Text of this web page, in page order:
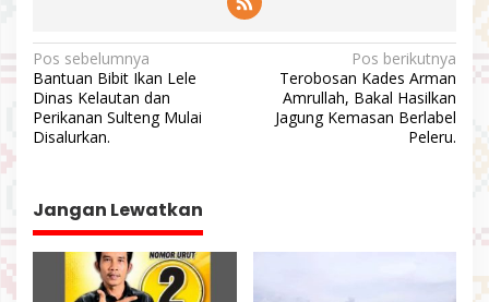
N
a
v
i
a
s
Pos sebelumnya
Bantuan Bibit Ikan Lele
Dinas Kelautan dan
Perikanan Sulteng Mulai
Disalurkan.
Pos berikutnya
Terobosan Kades Arman
Amrullah, Bakal Hasilkan
Jagung Kemasan Berlabel
Peleru.
Jangan Lewatkan